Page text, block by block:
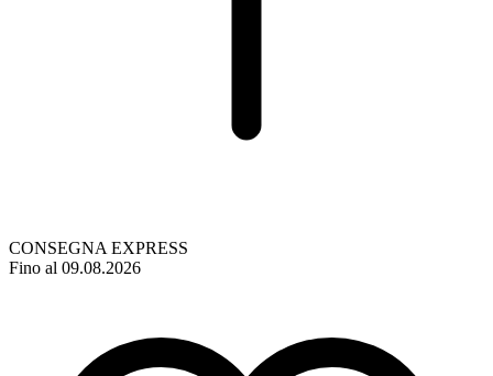
CONSEGNA EXPRESS
Fino al 09.08.2026